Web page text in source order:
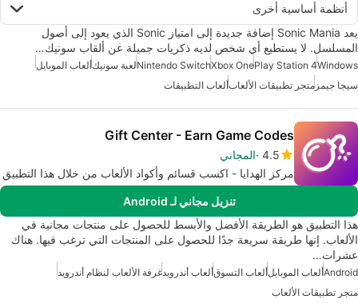
أنظمة أساسية أخرى
يعد Sonic Mania إضافة جديدة إلى امتياز Sonic الذي يعود إلى أصول
المسلسل. لا يستطيع أي شخص لديه ذكريات جميلة عن ألقاب سونيك…
Windows
Play Station 4
Xbox One
Nintendo Switchلعبة سونيكألعاب الموبايل
سيجا جيمز متجر تطبيقات الألعابألعاب التطبيقات
Gift Center - Earn Game Codes
4.5 المجاني
مركز الهدايا - اكسب قسائم وأكواد الألعاب من خلال هذا التطبيق
تنزيل مجاني لـ Android
هذا التطبيق هو الطريقة الأفضل والأبسط للحصول على منتجات مجانية في
الألعاب. إنها طريقة سريعة جدًا للحصول على المنتجات التي ترغب فيها. هناك
عشرات…
Androidألعاب الموبايلألعاب التسوقألعاب أندرويدغرفة الألعاب لنظام أندرويد
متجر تطبيقات الألعاب